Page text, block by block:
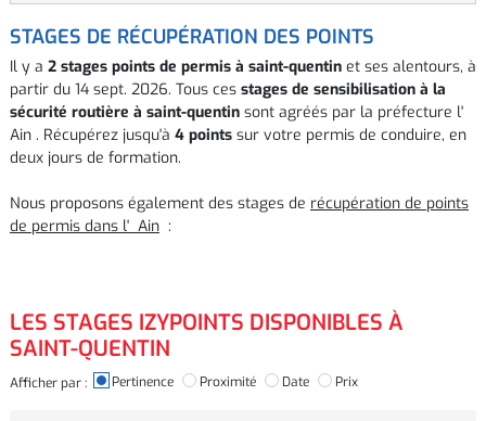
STAGES DE RÉCUPÉRATION DES POINTS
Il y a 2 stages points de permis à saint-quentinet ses alentours, à
partir du 14 sept. 2026. Tous ces stages de sensibilisation à la
sécurité routière à saint-quentinsont agréés par la préfecture l'
Ain . Récupérez jusqu'à 4 pointssur votre permis de conduire, en
deux jours de formation.
Nous proposons également des stages de récupération de points
de permis dans l' Ain:
LES STAGES IZYPOINTS DISPONIBLES À
SAINT-QUENTIN
Afficher par : Pertinence Proximité Date Prix